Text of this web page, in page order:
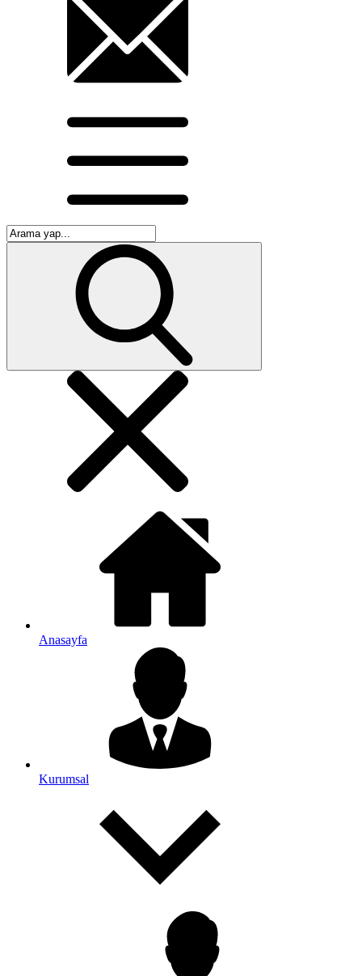
Anasayfa
Kurumsal